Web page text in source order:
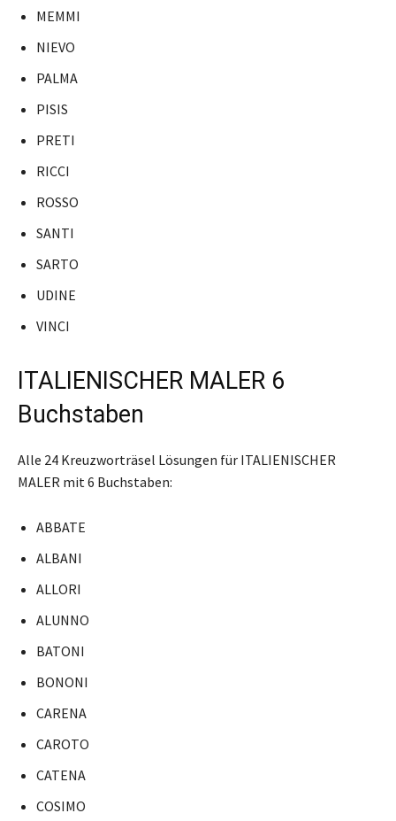
MEMMI
NIEVO
PALMA
PISIS
PRETI
RICCI
ROSSO
SANTI
SARTO
UDINE
VINCI
ITALIENISCHER MALER 6
Buchstaben
Alle 24 Kreuzworträsel Lösungen für ITALIENISCHER
MALER mit 6 Buchstaben:
ABBATE
ALBANI
ALLORI
ALUNNO
BATONI
BONONI
CARENA
CAROTO
CATENA
COSIMO